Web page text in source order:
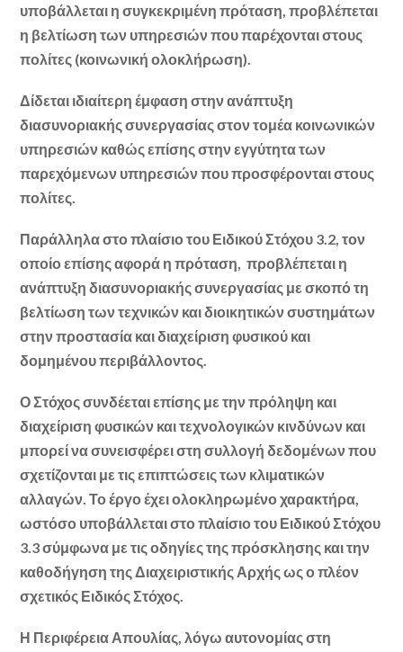
υποβάλλεται η συγκεκριμένη πρόταση, προβλέπεται
η βελτίωση των υπηρεσιών που παρέχονται στους
πολίτες (κοινωνική ολοκλήρωση).
Δίδεται ιδιαίτερη έμφαση στην ανάπτυξη
διασυνοριακής συνεργασίας στον τομέα κοινωνικών
υπηρεσιών καθώς επίσης στην εγγύτητα των
παρεχόμενων υπηρεσιών που προσφέρονται στους
πολίτες.
Παράλληλα στο πλαίσιο του Ειδικού Στόχου 3.2, τον
οποίο επίσης αφορά η πρόταση, προβλέπεται η
ανάπτυξη διασυνοριακής συνεργασίας με σκοπό τη
βελτίωση των τεχνικών και διοικητικών συστημάτων
στην προστασία και διαχείριση φυσικού και
δομημένου περιβάλλοντος.
Ο Στόχος συνδέεται επίσης με την πρόληψη και
διαχείριση φυσικών και τεχνολογικών κινδύνων και
μπορεί να συνεισφέρει στη συλλογή δεδομένων που
σχετίζονται με τις επιπτώσεις των κλιματικών
αλλαγών. Το έργο έχει ολοκληρωμένο χαρακτήρα,
ωστόσο υποβάλλεται στο πλαίσιο του Ειδικού Στόχου
3.3 σύμφωνα με τις οδηγίες της πρόσκλησης και την
καθοδήγηση της Διαχειριστικής Αρχής ως ο πλέον
σχετικός Ειδικός Στόχος.
Η Περιφέρεια Απουλίας, λόγω αυτονομίας στη